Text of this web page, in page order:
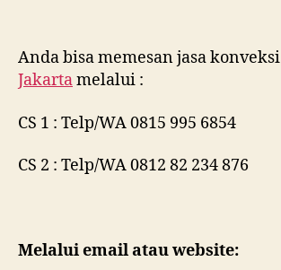
Anda bisa memesan jasa konveksi
Jakartamelalui :
CS 1 : Telp/WA 0815 995 6854
CS 2 : Telp/WA 0812 82 234 876
Melalui email atau website: